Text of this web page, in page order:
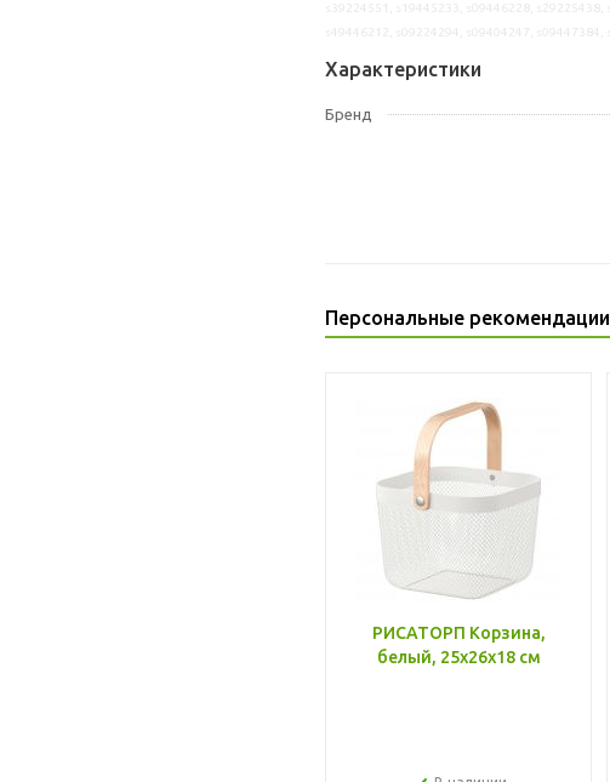
Характеристики
Бренд
Персональные рекомендации
РИСАТОРП Корзина,
белый, 25x26x18 см